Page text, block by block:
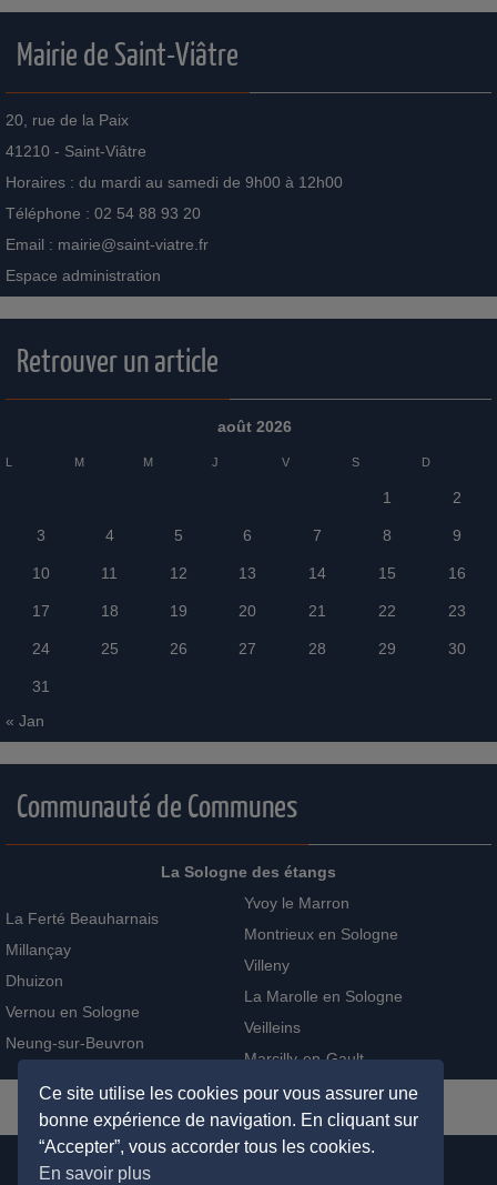
Mairie de Saint-Viâtre
20, rue de la Paix
41210 - Saint-Viâtre
Horaires : du mardi au samedi de 9h00 à 12h00
Téléphone : 02 54 88 93 20
Email : mairie@saint-viatre.fr
Espace administration
Retrouver un article
août 2026
L M M J V S D
1 2
3 4 5 6 7 8 9
10 11 12 13 14 15 16
17 18 19 20 21 22 23
24 25 26 27 28 29 30
31
« Jan
Communauté de Communes
La Sologne des étangs
La Ferté Beauharnais
Millançay
Dhuizon
Vernou en Sologne
Neung-sur-Beuvron
Yvoy le Marron
Montrieux en Sologne
Villeny
La Marolle en Sologne
Veilleins
Marcilly-en-Gault
Ce site utilise les cookies pour vous assurer une
bonne expérience de navigation. En cliquant sur
“Accepter”, vous accorder tous les cookies.
En savoir plus